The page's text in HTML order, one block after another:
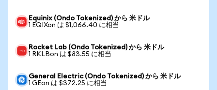
Equinix (Ondo Tokenized) から 米ドル
1 EQIXon は $1,066.40 に相当
Rocket Lab (Ondo Tokenized) から 米ドル
1 RKLBon は $83.55 に相当
General Electric (Ondo Tokenized) から 米ドル
1 GEon は $372.25 に相当